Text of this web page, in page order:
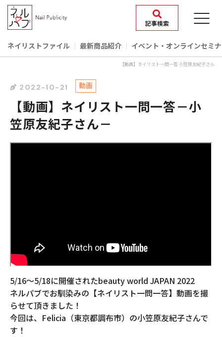
記事検索
ネイリストファイル 最新商品紹介 イベント‧オンラインセミ
【動画】ネイリスト一問一答 小笠原友紀子さん
2022-10-21 動画
【動画】ネイリスト一問一答－小
笠原友紀子さん－
5/16〜5/18に開催されたbeauty world JAPAN 2022
ネルパブでお馴染みの【ネイリスト一問一答】動画を撮
らせて頂きました！
今回は、Felicia（東京都調布市）の小笠原友紀子さんで
す！